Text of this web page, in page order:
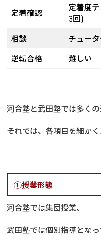
定着確認
定着度
3回)
相談 チュータ
逆転合格
難しい
河合塾と武田塾では多くの
それでは、各項目を細かく
①授業形態
河合塾では集団授業、
武田塾では個別指導となっ